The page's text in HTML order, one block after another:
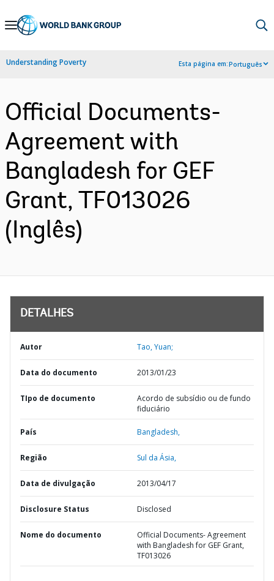
Skip
Navigation
Understanding Poverty Esta página em:Português
Official Documents-
Agreement with
Bangladesh for GEF
Grant, TF013026
(Inglês)
DETALHES
Autor Tao, Yuan;
Data do documento 2013/01/23
TIpo de documento
Acordo de subsídio ou de fundo
fiduciário
País Bangladesh,
Região Sul da Ásia,
Data de divulgação 2013/04/17
Disclosure Status Disclosed
Nome do documento
Official Documents- Agreement
with Bangladesh for GEF Grant,
TF013026